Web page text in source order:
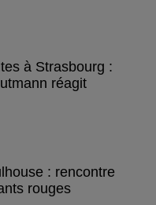
à Strasbourg :
réagit
: rencontre
rouges